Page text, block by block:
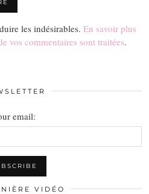
les indésirables. En savoir plus
vos commentaires sont traitées.
email:
VIDÉO